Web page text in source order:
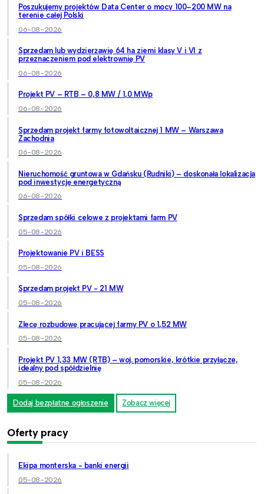
Poszukujemy projektów Data Center o mocy 100–200 MW na
terenie całej Polski
06-08-2026
Sprzedam lub wydzierżawię 64 ha ziemi klasy V i VI z
przeznaczeniem pod elektrownię PV
06-08-2026
Projekt PV – RTB – 0,8 MW / 1,0 MWp
06-08-2026
Sprzedam projekt farmy fotowoltaicznej 1 MW – Warszawa
Zachodnia
06-08-2026
Nieruchomość gruntowa w Gdańsku (Rudniki) – doskonała lokalizacja
pod inwestycję energetyczną
06-08-2026
Sprzedam spółki celowe z projektami farm PV
05-08-2026
Projektowanie PV i BESS
05-08-2026
Sprzedam projekt PV - 21 MW
05-08-2026
Zlecę rozbudowę pracującej farmy PV o 1,52 MW
05-08-2026
Projekt PV 1,33 MW (RTB) – woj. pomorskie, krótkie przyłącze,
idealny pod spółdzielnię
05-08-2026
Dodaj bezpłatne ogłoszenie Zobacz więcej
Oferty pracy
Ekipa monterska - banki energii
05-08-2026